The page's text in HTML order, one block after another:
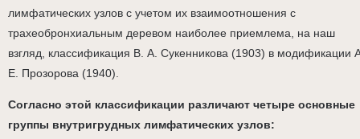
лимфатических узлов с учетом их взаимоотношения с
трахеобронхиальным деревом наиболее приемлема, на наш
взгляд, классификация В. А. Сукенникова (1903) в модификации
Е. Прозорова (1940).
Согласно этой классификации различают четыре основные
группы внутригрудных лимфатических узлов: